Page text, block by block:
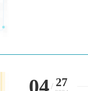
04/ 27